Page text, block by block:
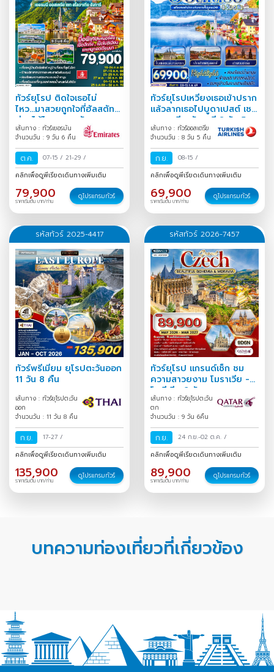
ทัวร์ยุโรป ติดใจเธอไม่
ไหว...มาสวยถูกใจที่ฮัลสตัท
ก่อนได้ไหม เยอรมัน
ออสเตรีย เชก สโลวาเกีย
ฮังการี
เส้นทาง : ทัวร์เยอรมัน
จำนวนวัน : 9 วัน 6 คืน
ต.ค. 07-15 / 21-29 /
คลิกเพื่อดูพีเรียดเดินทางเพิ่มเติม
79,900
ราคาเริ่มต้น บาท/ท่าน
ดูโปรแกรมทัวร์
ทัวร์ยุโรปเหวี่ยงเธอเข้าปราก
แล้วลากเธอไปบูดาเปสต์ เชก
ออสเตรีย ฮังการี 8 วัน 5
คืน
เส้นทาง : ทัวร์ออสเตรีย
จำนวนวัน : 8 วัน 5 คืน
ก.ย. 08-15 /
คลิกเพื่อดูพีเรียดเดินทางเพิ่มเติม
69,900
ราคาเริ่มต้น บาท/ท่าน
ดูโปรแกรมทัวร์
รหัสทัวร์ 2025-4417
ทัวร์พรีเมี่ยม ยุโรปตะวันออก
11 วัน 8 คืน
เส้นทาง : ทัวร์ยุโรปตะวัน
ออก
จำนวนวัน : 11 วัน 8 คืน
ก.ย. 17-27 /
คลิกเพื่อดูพีเรียดเดินทางเพิ่มเติม
135,900
ราคาเริ่มต้น บาท/ท่าน
ดูโปรแกรมทัวร์
รหัสทัวร์ 2026-7457
ทัวร์ยุโรป แกรนด์เช็ก ชม
ความสาวยงาม โมราเวีย -
โบฮีเมีย 9 วัน
เส้นทาง : ทัวร์ยุโรปตะวัน
ตก
จำนวนวัน : 9 วัน 6คืน
ก.ย. 24 ก.ย.-02 ต.ค. /
คลิกเพื่อดูพีเรียดเดินทางเพิ่มเติม
89,900
ราคาเริ่มต้น บาท/ท่าน
ดูโปรแกรมทัวร์
บทความท่องเที่ยวที่เกี่ยวข้อง